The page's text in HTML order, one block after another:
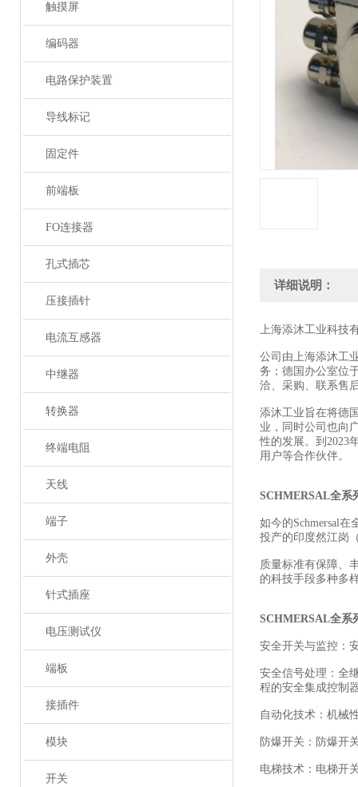
触摸屏
编码器
电路保护装置
导线标记
固定件
前端板
FO连接器
孔式插芯
压接插针
电流互感器
中继器
转换器
终端电阻
天线
端子
外壳
针式插座
电压测试仪
端板
接插件
模块
开关
详细说明：
上海添沐工业科技
公司由上海添沐工
务；德国办公室位
洽、采购、联系售
添沐工业旨在将德
业，同时公司也向
性的发展。到2023
用户等合作伙伴。
SCHMERSAL全系
如今的Schmersal
投产的印度然江岗
质量标准有保障、
的科技手段多种多
SCHMERSAL全系
安全开关与监控：
安全信号处理：全
程的安全集成控制
自动化技术：机械
防爆开关：防爆开
电梯技术：电梯开